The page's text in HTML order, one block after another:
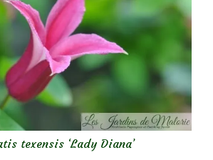
texensis ‘Lady Diana’